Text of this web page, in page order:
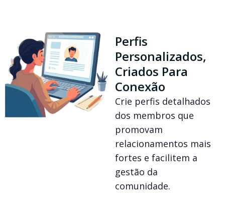
Perfis
Personalizados,
Criados Para
Conexão
Crie perfis detalhados
dos membros que
promovam
relacionamentos mais
fortes e facilitem a
gestão da
comunidade.